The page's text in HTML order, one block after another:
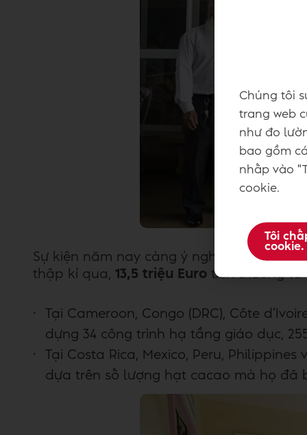
Sự kiện năm nay càng ý nghĩa hơn khi
thập kỉ qua, 13,5 triệu Euro tiền thưởng từ
Tại Cameroon, Congo (DRC), Côte
dựng 34 công trình hạ tầng giáo dục,
Tại Costa Rica, Mexico, Peru,
dựa trên số lượng hạt cacao mà họ đã
Chúng tôi
trang web
như đo
bao gồm
nhấp vào
cookie.
Tôi
cookie.